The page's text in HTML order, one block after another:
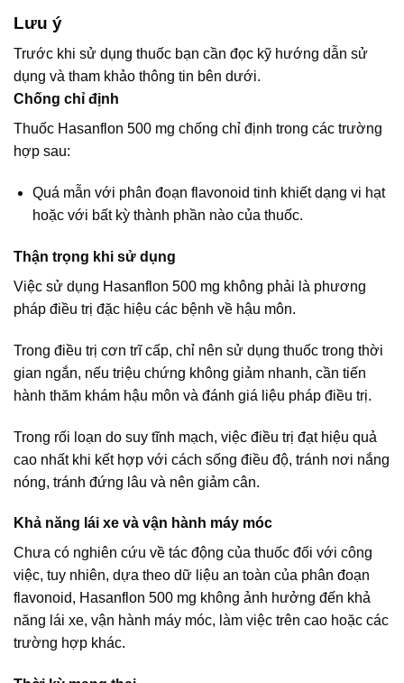
Lưu ý
Trước khi sử dụng thuốc bạn cần đọc kỹ hướng dẫn sử
dụng và tham khảo thông tin bên dưới.
Chống chỉ định
Thuốc Hasanflon 500 mg chống chỉ định trong các trường
hợp sau:
Quá mẫn với phân đoạn flavonoid tinh khiết dạng vi hạt
hoặc với bất kỳ thành phần nào của thuốc.
Thận trọng khi sử dụng
Việc sử dụng Hasanflon 500 mg không phải là phương
pháp điều trị đặc hiệu các bệnh về hậu môn.
Trong điều trị cơn trĩ cấp, chỉ nên sử dụng thuốc trong thời
gian ngắn, nếu triệu chứng không giảm nhanh, cần tiến
hành thăm khám hậu môn và đánh giá liệu pháp điều trị.
Trong rối loạn do suy tĩnh mạch, việc điều trị đạt hiệu quả
cao nhất khi kết hợp với cách sống điều độ, tránh nơi nắng
nóng, tránh đứng lâu và nên giảm cân.
Khả năng lái xe và vận hành máy móc
Chưa có nghiên cứu về tác động của thuốc đối với công
việc, tuy nhiên, dựa theo dữ liệu an toàn của phân đoạn
flavonoid, Hasanflon 500 mg không ảnh hưởng đến khả
năng lái xe, vận hành máy móc, làm việc trên cao hoặc các
trường hợp khác.